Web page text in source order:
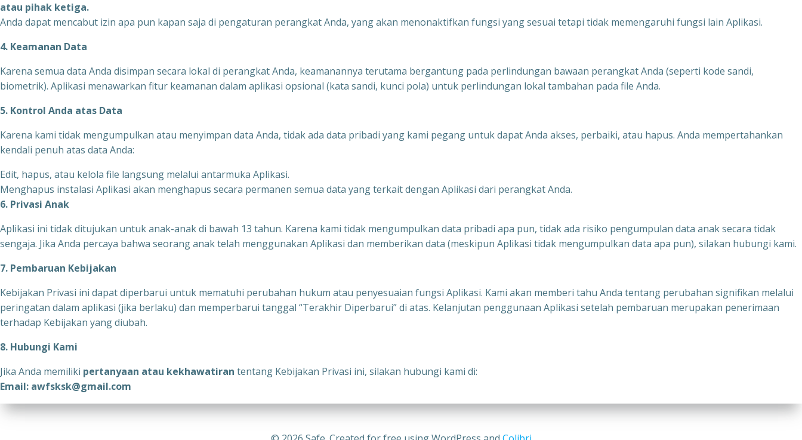
atau pihak ketiga.
Anda dapat mencabut izin apa pun kapan saja di pengaturan perangkat Anda, yang akan menonaktifkan fungsi yang sesuai tetapi tidak memengaruhi fungsi lain Aplikasi.
4. Keamanan Data
Karena semua data Anda disimpan secara lokal di perangkat Anda, keamanannya terutama bergantung pada perlindungan bawaan perangkat Anda (seperti kode sandi,
biometrik). Aplikasi menawarkan fitur keamanan dalam aplikasi opsional (kata sandi, kunci pola) untuk perlindungan lokal tambahan pada file Anda.
5. Kontrol Anda atas Data
Karena kami tidak mengumpulkan atau menyimpan data Anda, tidak ada data pribadi yang kami pegang untuk dapat Anda akses, perbaiki, atau hapus. Anda mempertahankan
kendali penuh atas data Anda:
Edit, hapus, atau kelola file langsung melalui antarmuka Aplikasi.
Menghapus instalasi Aplikasi akan menghapus secara permanen semua data yang terkait dengan Aplikasi dari perangkat Anda.
6. Privasi Anak
Aplikasi ini tidak ditujukan untuk anak-anak di bawah 13 tahun. Karena kami tidak mengumpulkan data pribadi apa pun, tidak ada risiko pengumpulan data anak secara tidak
sengaja. Jika Anda percaya bahwa seorang anak telah menggunakan Aplikasi dan memberikan data (meskipun Aplikasi tidak mengumpulkan data apa pun), silakan hubungi kami.
7. Pembaruan Kebijakan
Kebijakan Privasi ini dapat diperbarui untuk mematuhi perubahan hukum atau penyesuaian fungsi Aplikasi. Kami akan memberi tahu Anda tentang perubahan signifikan melalui
peringatan dalam aplikasi (jika berlaku) dan memperbarui tanggal “Terakhir Diperbarui” di atas. Kelanjutan penggunaan Aplikasi setelah pembaruan merupakan penerimaan
terhadap Kebijakan yang diubah.
8. Hubungi Kami
Jika Anda memiliki pertanyaan atau kekhawatiran tentang Kebijakan Privasi ini, silakan hubungi kami di:
Email: awfsksk@gmail.com